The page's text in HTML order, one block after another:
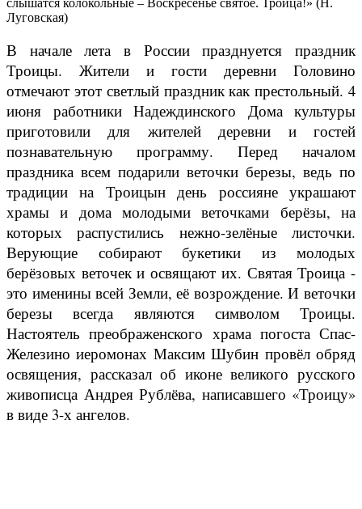
Луговская)
В начале лета в России празднуется праздник
Троицы. Жители и гости деревни Головино
отмечают этот светлый праздник как престольный. 4
июня работники Надеждинского Дома культуры
приготовили для жителей деревни и гостей
познавательную программу. Перед началом
праздника всем подарили веточки березы, ведь по
традиции на Троицын день россияне украшают
храмы и дома молодыми веточками берёзы, на
которых распустились нежно-зелёные листочки.
Верующие собирают букетики из молодых
берёзовых веточек и освящают их. Святая Троица -
это именины всей Земли, её возрождение. И веточки
березы всегда являются символом Троицы.
Настоятель преображенского храма погоста Спас-
Железино иеромонах Максим Шубин провёл обряд
освящения, рассказал об иконе великого русского
живописца Андрея Рублёва, написавшего «Троицу»
в виде 3-х ангелов.